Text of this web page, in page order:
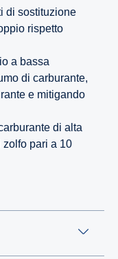
di sostituzione
rispetto
a bassa
di carburante,
e mitigando
di alta
zolfo pari a 10